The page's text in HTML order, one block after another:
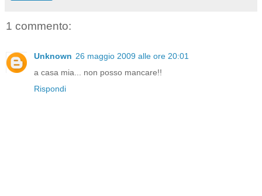
1 commento:
Unknown 26 maggio 2009 alle ore 20:01
a casa mia... non posso mancare!!
Rispondi